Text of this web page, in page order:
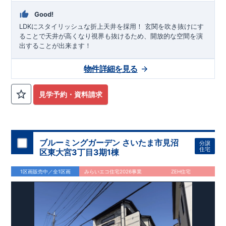
Good!
LDKにスタイリッシュな折上天井を採用！ ​玄関を吹き抜けにす
ることで天井が高くなり視界も抜けるため、開放的な空間を演
出することが出来ます！
見学予約・資料請求
物件詳細を見る
ブルーミングガーデン さいたま市見沼
区東大宮3丁目3期1棟
分譲
住宅
1区画販売中／全1区画 みらいエコ住宅2026事業 ZEH住宅